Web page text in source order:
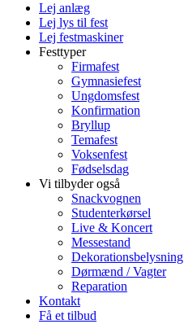
Lej anlæg
Lej lys til fest
Lej festmaskiner
Festtyper
Firmafest
Gymnasiefest
Ungdomsfest
Konfirmation
Bryllup
Temafest
Voksenfest
Fødselsdag
Vi tilbyder også
Snackvognen
Studenterkørsel
Live & Koncert
Messestand
Dekorationsbelysning
Dørmænd / Vagter
Reparation
Kontakt
Få et tilbud